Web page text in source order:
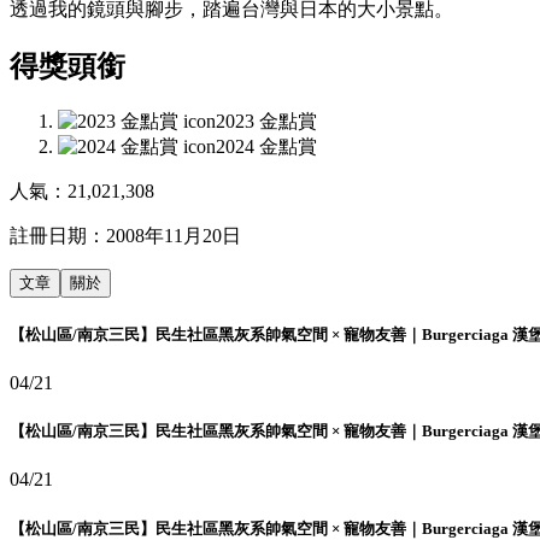
透過我的鏡頭與腳步，踏遍台灣與日本的大小景點。
得獎頭銜
2023 金點賞
2024 金點賞
人氣： 21,021,308
註冊日期： 2008年11月20日
文章 關於
【松山區/南京三民】民生社區黑灰系帥氣空間 × 寵物友善｜Burgerciaga 漢
04/21
【松山區/南京三民】民生社區黑灰系帥氣空間 × 寵物友善｜Burgerciaga 漢
04/21
【松山區/南京三民】民生社區黑灰系帥氣空間 × 寵物友善｜Burgerciaga 漢